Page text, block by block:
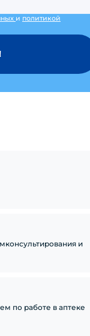
и политикой
и
по работе в аптеке